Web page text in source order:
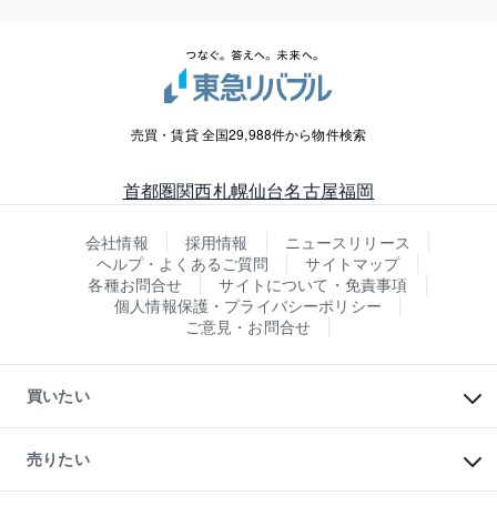
売買・賃貸 全国29,988件から物件検索
首都圏関西札幌仙台名古屋福岡
会社情報 採用情報
ニュースリリース
ヘルプ・よくあるご質問
サイトマップ
各種お問合せ
サイトについて・免責事項
個人情報保護・プライバシーポリシー
ご意見・お問合せ
買いたい
新築・分譲マンションの購入
中古マンションの購入
一戸建ての購入
売りたい